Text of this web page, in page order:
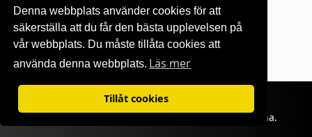
Denna webbplats använder cookies för att
säkerställa att du får den bästa upplevelsen på
vår webbplats. Du måste tillåta cookies att
använda denna webbplats. Läs mer
Tillåt cookies
Villkor för användning|Sekretesspolicy
©1995-2026 OKI Europe Ltd. Alla rättigheter förbehållna.